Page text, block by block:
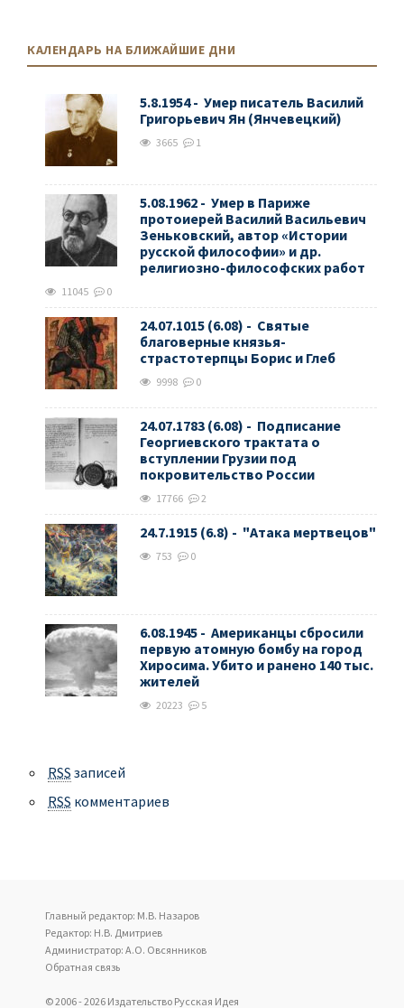
КАЛЕНДАРЬ НА БЛИЖАЙШИЕ ДНИ
5.8.1954 - Умер писатель Василий
Григорьевич Ян (Янчевецкий)
3665 1
5.08.1962 - Умер в Париже
протоиерей Василий Васильевич
Зеньковский, автор «Истории
русской философии» и др.
религиозно-философских работ
11045 0
24.07.1015 (6.08) - Святые
благоверные князья-
страстотерпцы Борис и Глеб
9998 0
24.07.1783 (6.08) - Подписание
Георгиевского трактата о
вступлении Грузии под
покровительство России
17766 2
24.7.1915 (6.8) - "Атака мертвецов"
753 0
6.08.1945 - Американцы сбросили
первую атомную бомбу на город
Хиросима. Убито и ранено 140 тыс.
жителей
20223 5
RSS записей
RSS комментариев
Главный редактор: М.В. Назаров
Редактор: Н.В. Дмитриев
Администратор: А.О. Овсянников
Обратная связь
© 2006 - 2026 Издательство Русская Идея